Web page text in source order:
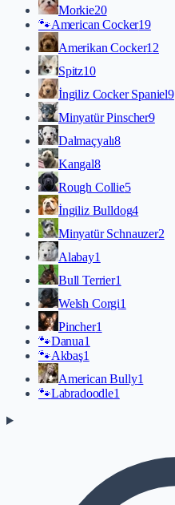
Morkie20
🐾American Cocker19
Amerikan Cocker12
Spitz10
İngiliz Cocker Spaniel9
Minyatür Pinscher9
Dalmaçyalı8
Kangal8
Rough Collie5
İngiliz Bulldog4
Minyatür Schnauzer2
Alabay1
Bull Terrier1
Welsh Corgi1
Pincher1
🐾Danua1
🐾Akbaş1
American Bully1
🐾Labradoodle1